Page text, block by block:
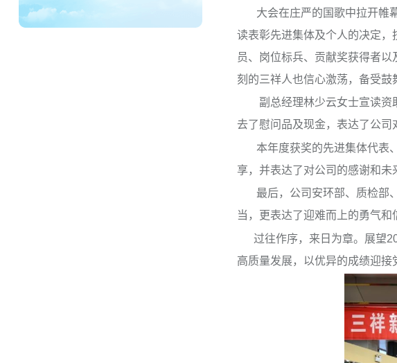
大会在庄严的国歌中拉开帷幕
读表彰先进集体及个人的决定
员、岗位标兵、贡献奖获得者
刻的三祥人也信心激荡，备受鼓
副总经理林少云女士宣读资助
去了慰问品及现金，表达了公司
本年度获奖的先进集体代表、
享，并表达了对公司的感谢和未
最后，公司安环部、质检部、
当，更表达了迎难而上的勇气和
过往作序，来日为章。展望
高质量发展，以优异的成绩迎接